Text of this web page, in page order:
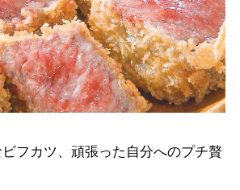
フカツ、頑張った自分へのプチ贅